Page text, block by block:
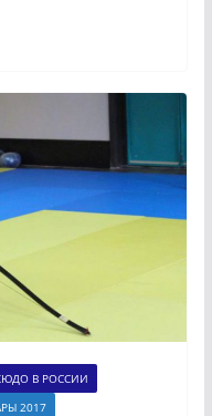
В РОССИИ
2017